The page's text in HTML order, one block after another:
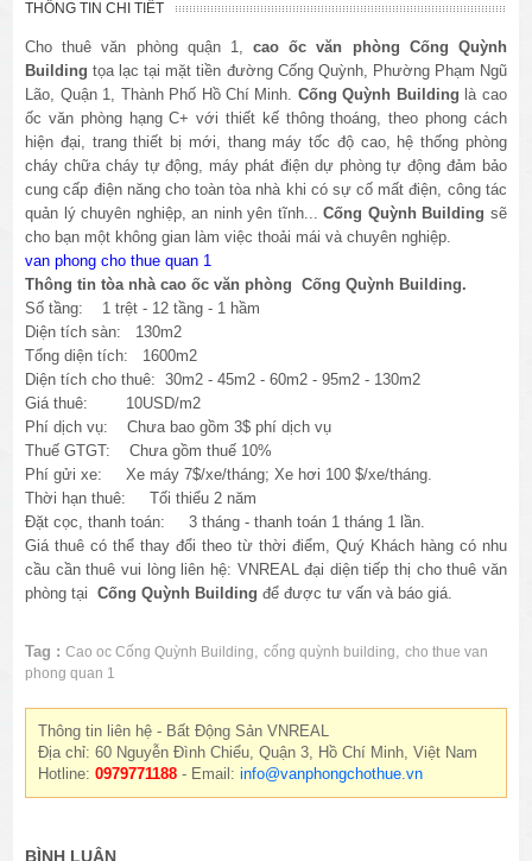
THÔNG TIN CHI TIẾT
Cho thuê văn phòng quận 1,cao ốc văn phòng Cống Quỳnh
Buildingtọa lạc tại mặt tiền đường Cống Quỳnh, Phường Phạm Ngũ
Lão, Quận 1, Thành Phố Hồ Chí Minh. Cống Quỳnh Building là cao
ốc văn phòng hạng C+ với thiết kế thông thoáng, theo phong cách
hiện đại, trang thiết bị mới, thang máy tốc độ cao, hệ thống phòng
cháy chữa cháy tự động, máy phát điện dự phòng tự động đảm bảo
cung cấp điện năng cho toàn tòa nhà khi có sự cố mất điện, công tác
quản lý chuyên nghiệp, an ninh yên tĩnh... Cống Quỳnh Building sẽ
cho bạn một không gian làm việc thoải mái và chuyên nghiệp.
van phong cho thue quan 1
Thông tin tòa nhà cao ốc văn phòng
Cống Quỳnh Building.
Số tầng: 1 trệt - 12 tầng - 1 hầm
Diện tích sàn: 130m2
Tổng diện tích: 1600m2
Diện tích cho thuê: 30m2 - 45m2 - 60m2 - 95m2 - 130m2
Giá thuê: 10USD/m2
Phí dịch vụ: Chưa bao gồm 3$ phí dịch vụ
Thuế GTGT: Chưagồm thuế 10%
Phí gửi xe: Xe máy 7$/xe/tháng; Xe hơi 100 $/xe/tháng.
Thời hạn thuê: Tối thiểu 2 năm
Đặt cọc, thanh toán: 3 tháng - thanh toán 1 tháng 1 lần.
Giá thuê có thể thay đổi theo từ thời điểm, Quý Khách hàng có nhu
cầu cần thuê vui lòng liên hệ: VNREAL đại diện tiếp thị cho thuê văn
phòng tại
Cống Quỳnh Building để được tư vấn và báo giá.
Tag : Cao oc Cống Quỳnh Building,cống quỳnh building,cho thue van
phong quan 1
Thông tin liên hệ - Bất Động Sản VNREAL
Địa chỉ: 60 Nguyễn Đình Chiểu, Quận 3, Hồ Chí Minh, Việt Nam
Hotline:0979771188 - Email:info@vanphongchothue.vn
BÌNH LUẬN